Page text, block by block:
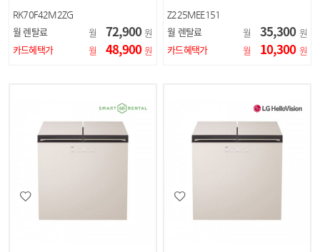
RK70F42M2ZG
월 렌탈료 월 72,900 원
카드혜택가
월 48,900 원
Z225MEE151
월 렌탈료 월 35,300 원
카드혜택가
월 10,300 원